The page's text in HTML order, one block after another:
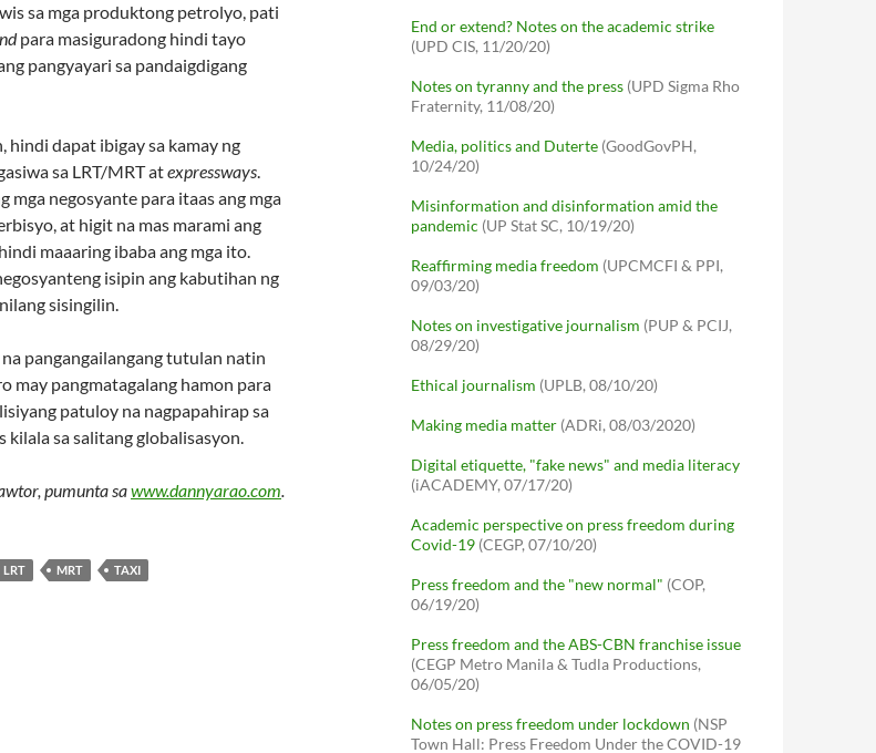
sa mga produktong petrolyo, pati
para masiguradong hindi tayo
pangyayari sa pandaigdigang
hindi dapat ibigay sa kamay ng
sa LRT/MRT atexpressways.
mga negosyante para itaas ang mga
at higit na mas marami ang
maaaring ibaba ang mga ito.
isipin ang kabutihan ng
sisingilin.
pangangailangang tutulan natin
may pangmatagalang hamon para
patuloy na nagpapahirap sa
kilala sa salitang globalisasyon.
pumunta sawww.dannyarao.com.
LRT MRT
TAXI
End or extend? Notes on the academic strike
(UPD CIS, 11/20/20)
Notes on tyranny and the press (UPD Sigma Rho
Fraternity, 11/08/20)
Media, politics and Duterte (GoodGovPH,
10/24/20)
Misinformation and disinformation amid the
pandemic (UP Stat SC, 10/19/20)
Reaffirming media freedom (UPCMCFI & PPI,
09/03/20)
Notes on investigative journalism (PUP & PCIJ,
08/29/20)
Ethical journalism (UPLB, 08/10/20)
Making media matter (ADRi, 08/03/2020)
Digital etiquette, "fake news" and media literacy
(iACADEMY, 07/17/20)
Academic perspective on press freedom during
Covid-19 (CEGP, 07/10/20)
Press freedom and the "new normal" (COP,
06/19/20)
Press freedom and the ABS-CBN franchise issue
(CEGP Metro Manila & Tudla Productions,
06/05/20)
Notes on press freedom under lockdown (NSP
Town Hall: Press Freedom Under the COVID-19